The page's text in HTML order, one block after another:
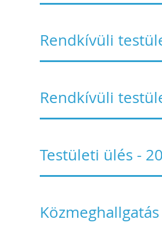
Rendkívüli
Rendkívüli
Testületi ülés -